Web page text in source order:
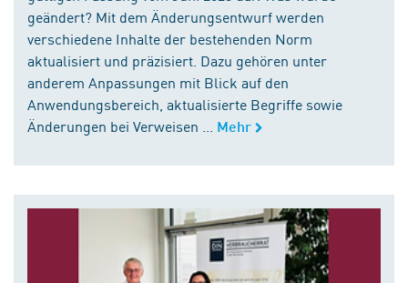
geändert? Mit dem Änderungsentwurf werden
verschiedene Inhalte der bestehenden Norm
aktualisiert und präzisiert. Dazu gehören unter
anderem Anpassungen mit Blick auf den
Anwendungsbereich, aktualisierte Begriffe sowie
Änderungen bei Verweisen ...
Mehr